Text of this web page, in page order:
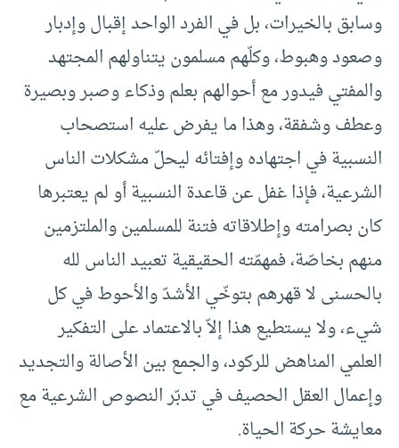
وسابق بالخيرات، بل في الفرد الواحد إقبال وإدبار
وصعود وهبوط، وكلّهم مسلمون يتناولهم المجتهد
والمفتي فيدور مع أحوالهم بعلم وذكاء وصبر وبصيرة
وعطف وشفقة، وهذا ما يفرض عليه استصحاب
النسبية في اجتهاده وإفتائه ليحلّ مشكلات الناس
الشرعية، فإذا غفل عن قاعدة النسبية أو لم يعتبرها
كان بصرامته وإطلاقاته فتنة للمسلمين والملتزمين
منهم بخاصّة، فمهمّته الحقيقية تعبيد الناس لله
بالحسنى لا قهرهم بتوخّي الأشدّ والأحوط في كل
شيء، ولا يستطيع هذا إلاّ بالاعتماد على التفكير
العلمي المناهض للركود، والجمع بين الأصالة والتجديد
وإعمال العقل الحصيف في تدبّر النصوص الشرعية مع
معايشة حركة الحياة.